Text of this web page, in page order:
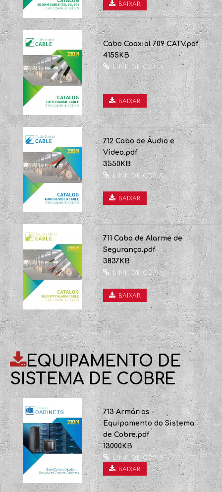
Cabo 710 50 Ohm.pdf
3338KB
Link de cópia
baixar
Cabo Coaxial 709 CATV.pdf
4155KB
Link de cópia
baixar
712 Cabo de Áudio e
Vídeo.pdf
3550KB
Link de cópia
baixar
711 Cabo de Alarme de
Segurança.pdf
3837KB
Link de cópia
baixar
EQUIPAMENTO DE
SISTEMA DE COBRE
713 Armários -
Equipamento do Sistema